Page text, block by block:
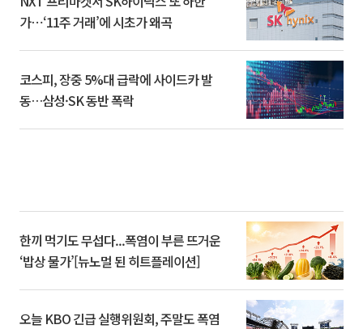
가⋯‘11주 거래’에 시초가 왜곡
코스피, 장중 5%대 급락에 사이드카 발
동…삼성·SK 동반 폭락
한끼 먹기도 무섭다...폭염이 부른 뜨거운
‘밥상 물가’[뉴노멀 된 히트플레이션]
오늘 KBO 긴급 실행위원회, 주말도 폭염